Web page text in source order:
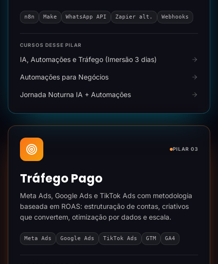
n8n Make WhatsApp API Zapier alt. Webhooks
CURSOS DESSE PILAR
IA, Automações e Tráfego (Imersão 3 dias)
Automações para Negócios
Jornada Noturna IA + Automações
PILAR 03
Tráfego Pago
Meta Ads, Google Ads e TikTok Ads com metodologia
baseada em ROAS: estruturação de contas, criativos
que convertem, otimização por dados e escala.
Meta Ads Google Ads TikTok Ads GTM GA4